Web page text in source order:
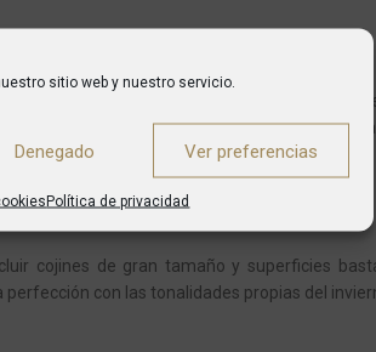
sitio web y nuestro servicio.
Denegado Ver preferencias
Política de privacidad
garantizar una experiencia
y pueden encajar perfectamente con la
cojines de gran tamaño y superficies
con las tonalidades propias del